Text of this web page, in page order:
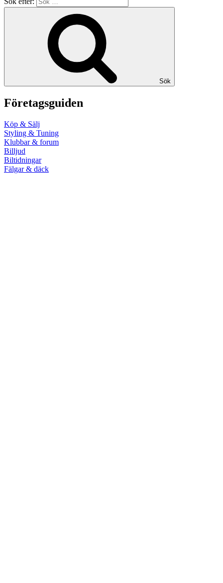
Sök
Företagsguiden
Köp & Sälj
Styling & Tuning
Klubbar & forum
Billjud
Biltidningar
Fälgar & däck